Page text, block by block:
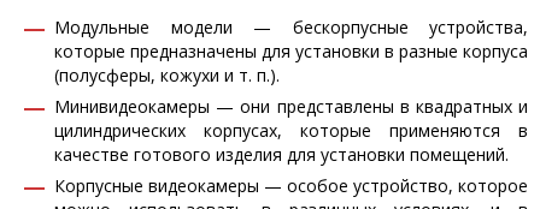
Модульные модели — бескорпусные устройства,
которые предназначены для установки в разные корпуса
(полусферы, кожухи и т. п.).
Минивидеокамеры — они представлены в квадратных и
цилиндрических корпусах, которые применяются в
качестве готового изделия для установки помещений.
Корпусные видеокамеры — особое устройство, которое